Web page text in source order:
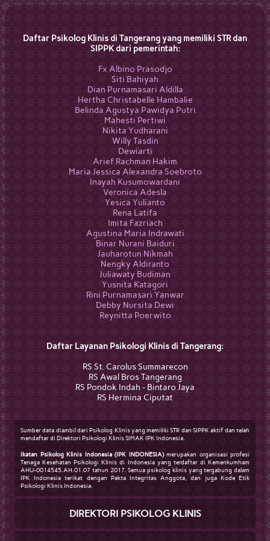
Daftar Psikolog Klinis di Tangerang yang memiliki STR dan
SIPPK dari pemerintah:
Fx Albino Prasodjo
Siti Bahiyah
Dian Purnamasari Aldilla
Hertha Christabelle Hambalie
Belinda Agustya Pawidya Putri
Mahesti Pertiwi
Nikita Yudharani
Willy Tasdin
Dewiarti
Arief Rachman Hakim
Maria Jessica Alexandra Soebroto
Inayah Kusumowardani
Veronica Adesla
Yesica Yulianto
Rena Latifa
Imita Fazriach
Agustina Maria Indrawati
Binar Nurani Baiduri
Jauharotun Nikmah
Nengky Aldiranto
Juliawaty Budiman
Yusnita Katagori
Rini Purnamasari Yanwar
Debby Nursita Dewi
Reynitta Poerwito
Daftar Layanan Psikologi Klinis di Tangerang:
RS St. Carolus Summarecon
RS Awal Bros Tangerang
RS Pondok Indah - Bintaro Jaya
RS Hermina Ciputat
Sumber data diambil dari Psikolog Klinis yang memiliki STR dan SIPPK aktif dan telah
mendaftar di Direktori Psikologi Klinis SIMAK IPK Indonesia.
Ikatan Psikolog Klinis Indonesia (IPK INDONESIA)merupakan organisasi profesi
Tenaga Kesehatan Psikologi Klinis di Indonesia yang terdaftar di Kemenkumham
AHU-0014545.AH.01.07 tahun 2017. Semua psikolog klinis yang tergabung dalam
IPK Indonesia terikat dengan Pakta Integritas Anggota, dan juga Kode Etik
Psikologi Klinis Indonesia.
DIREKTORI PSIKOLOG KLINIS